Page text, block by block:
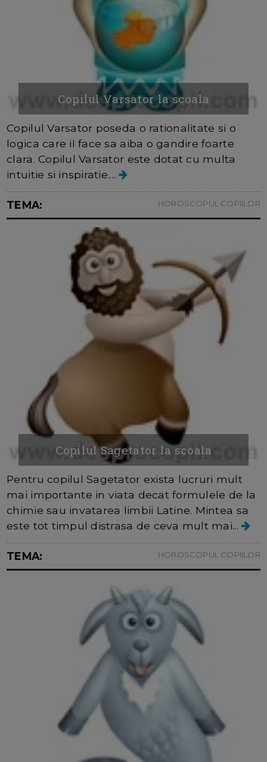
Copilul Varsator la scoala
Copilul Varsator poseda o rationalitate si o
logica care iI face sa aiba o gandire foarte
clara. Copilul Varsator este dotat cu multa
intuitie si inspiratie....
TEMA: HOROSCOPUL COPIILOR
Copilul Sagetator la scoala
Pentru copilul Sagetator exista lucruri mult
mai importante in viata decat formulele de la
chimie sau invatarea limbii Latine. Mintea sa
este tot timpul distrasa de ceva mult mai...
TEMA: HOROSCOPUL COPIILOR